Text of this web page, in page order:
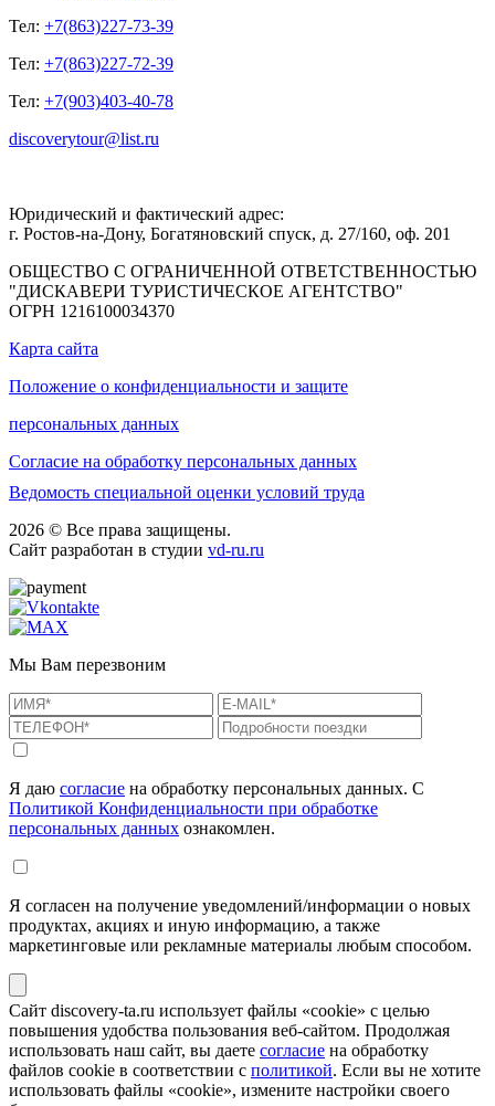
Тел: +7(863)227-73-39
Тел: +7(863)227-72-39
Тел: +7(903)403-40-78
discoverytour@list.ru
Юридический и фактический адрес:
г. Ростов-на-Дону, Богатяновский спуск, д. 27/160, оф. 201
ОБЩЕСТВО С ОГРАНИЧЕННОЙ ОТВЕТСТВЕННОСТЬЮ
"ДИСКАВЕРИ ТУРИСТИЧЕСКОЕ АГЕНТСТВО"
ОГРН 1216100034370
Карта сайта
Положение о конфиденциальности и защите
персональных данных
Согласие на обработку персональных данных
Ведомость специальной оценки условий труда
2026 © Все права защищены.
Сайт разработан в студии vd-ru.ru
Мы Вам перезвоним
Я даю согласие на обработку персональных данных. С
Политикой Конфиденциальности при обработке
персональных данных ознакомлен.
Я согласен на получение уведомлений/информации о новых
продуктах, акциях и иную информацию, а также
маркетинговые или рекламные материалы любым способом.
Сайт discovery-ta.ru использует файлы «cookie» с целью
повышения удобства пользования веб-сайтом. Продолжая
использовать наш сайт, вы даете согласие на обработку
файлов cookie в соответствии с политикой. Если вы не хотите
использовать файлы «cookie», измените настройки своего